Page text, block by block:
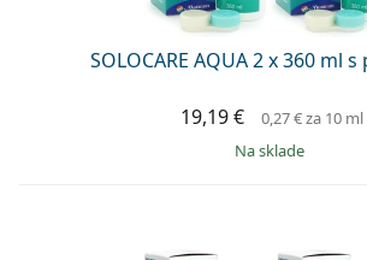
SOLOCARE AQUA 2 x 360 ml
19,19 € 0,27 €za 10 ml
na sklade